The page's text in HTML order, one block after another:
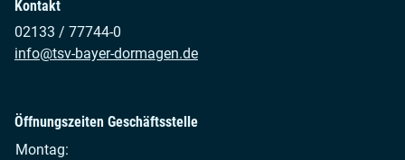
Kontakt
02133 / 77744-0
info@tsv-bayer-dormagen.de
Öffnungszeiten Geschäftsstelle
Montag: